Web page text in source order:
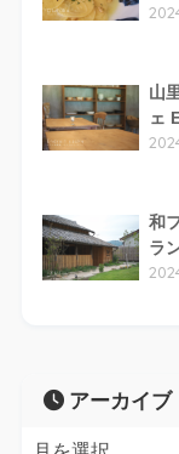
山
ェ
和
ラ
アーカイブ